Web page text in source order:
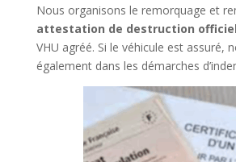
Nous organisons le remorquage et
attestation de destruction
VHU agréé. Si le véhicule est assuré,
également dans les démarches